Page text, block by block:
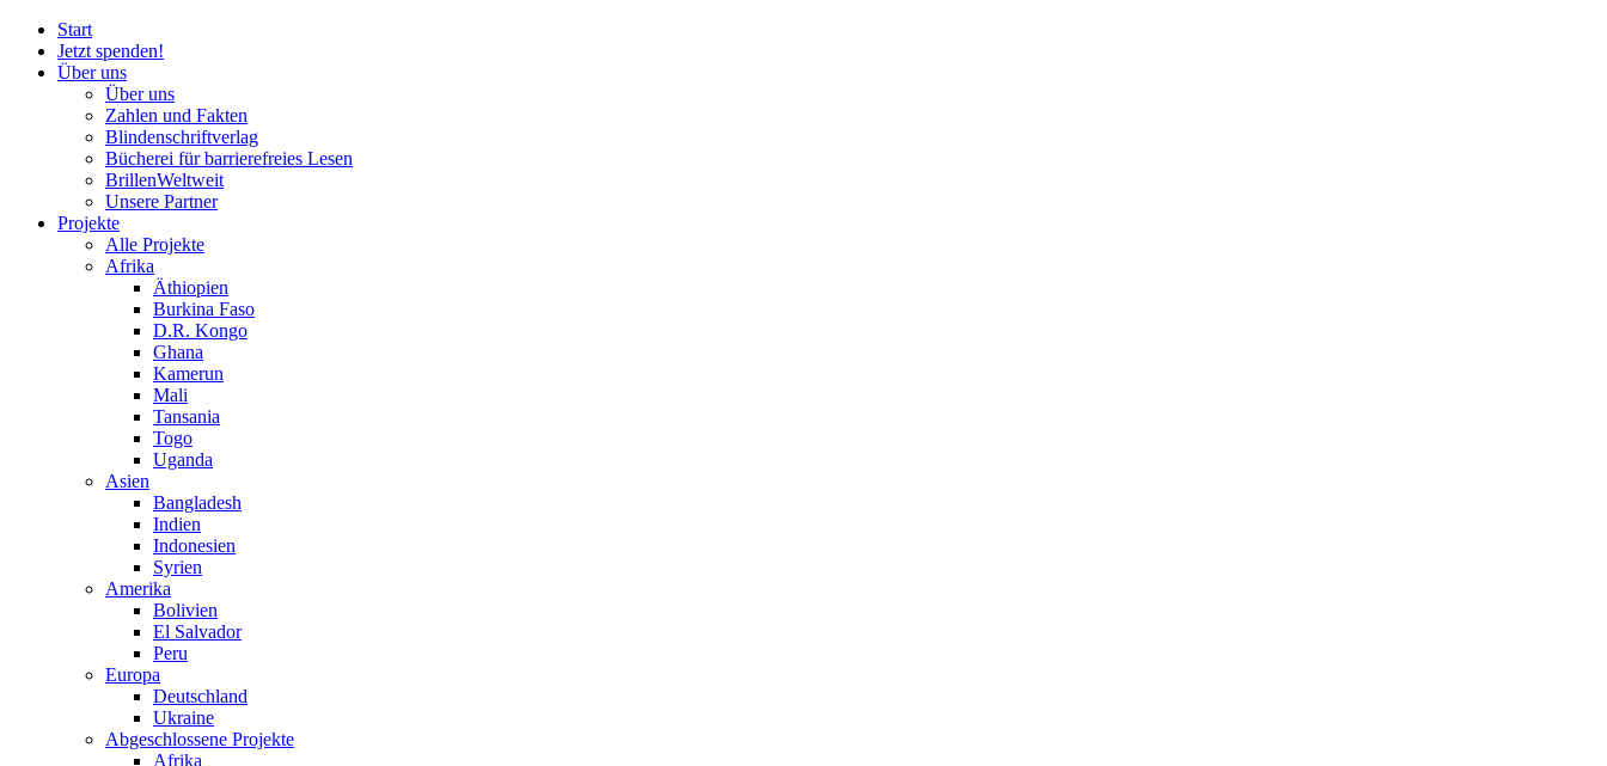
Start
Jetzt spenden!
Über uns
Über uns
Zahlen und Fakten
Blindenschriftverlag
Bücherei fürbarrierefreies Lesen
BrillenWeltweit
Unsere Partner
Projekte
Alle Projekte
Afrika
Äthiopien
Burkina Faso
D.R. Kongo
Ghana
Kamerun
Mali
Tansania
Togo
Uganda
Asien
Bangladesh
Indien
Indonesien
Syrien
Amerika
Bolivien
El Salvador
Peru
Europa
Deutschland
Ukraine
Abgeschlossene Projekte
Afrika